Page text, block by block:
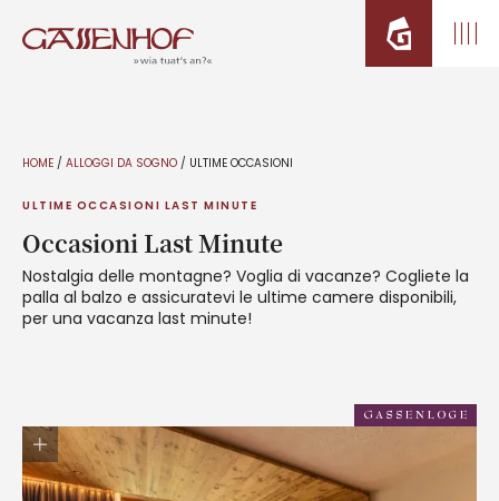
HOME / ALLOGGI DA SOGNO / ULTIME OCCASIONI
ULTIME OCCASIONI LAST MINUTE
Occasioni Last Minute
Nostalgia delle montagne? Voglia di vacanze? Cogliete la
palla al balzo e assicuratevi le ultime camere disponibili,
per una vacanza last minute!